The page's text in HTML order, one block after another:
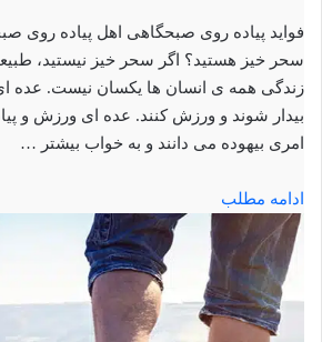
فواید پیاده روی صبحگاهی اهل پیاده روی
سحر خیز هستید؟ اگر سحر خیز نیستید،
زندگی همه ی انسان ها یکسان نیست. عده
بیدار شوند و ورزش کنند. عده ای ورزش و
امری بیهوده می دانند و به خواب بیشتر …
ادامه مطلب